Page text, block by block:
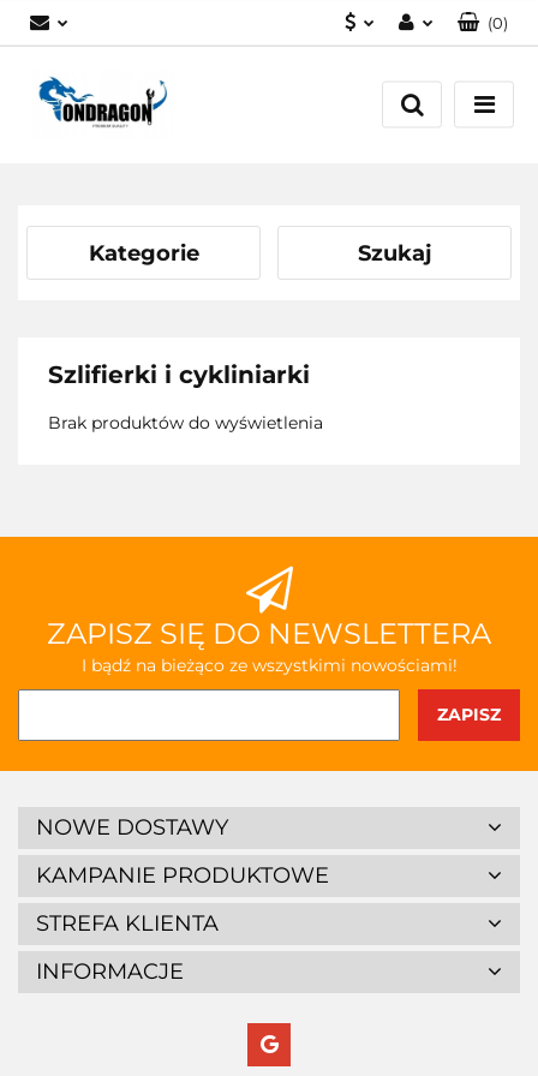
Zaloguj się
Załóż konto
(0)
Kategorie Szukaj
Szlifierki i cykliniarki
Brak produktów do wyświetlenia
ZAPISZ SIĘ DO NEWSLETTERA
I bądź na bieżąco ze wszystkimi nowościami!
NOWE DOSTAWY
KAMPANIE PRODUKTOWE
STREFA KLIENTA
INFORMACJE